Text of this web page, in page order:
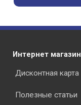
Интернет магазин
Дисконтная карта
Полезные статьи